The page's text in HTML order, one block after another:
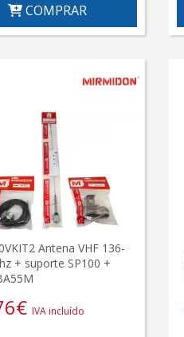
COMPRAR
Antena VHF 136-
+ suporte SP100 +
€ IVA incluído